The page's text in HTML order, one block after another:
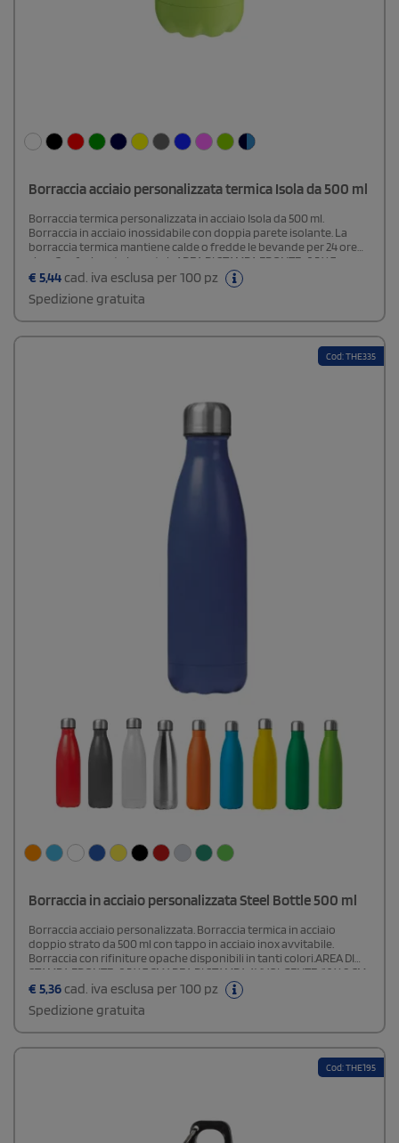
Borraccia acciaio personalizzata termica Isola da 500 ml
Borraccia termica personalizzata in acciaio Isola da 500 ml.
Borraccia in acciaio inossidabile con doppia parete isolante. La
borraccia termica mantiene calde o fredde le bevande per 24 ore
circa.Confezionata in scatolaAREA DI STAMPA FRONTE: 2,5 X 7
CMAREA DI STAMPA AVVOLGENTE: 16 X 8 CM
€ 5,44 cad. iva esclusa per 100 pz
Spedizione gratuita
Cod: THE335
Borraccia in acciaio personalizzata Steel Bottle 500 ml
Borraccia acciaio personalizzata. Borraccia termica in acciaio
doppio strato da 500 ml con tappo in acciaio inox avvitabile.
Borraccia con rifiniture opache disponibili in tanti colori.AREA DI
STAMPA FRONTE: 2,5 X 7 CMAREA DI STAMPA AVVOLGENTE: 16 X 8 CM
€ 5,36 cad. iva esclusa per 100 pz
Spedizione gratuita
Cod: THE195